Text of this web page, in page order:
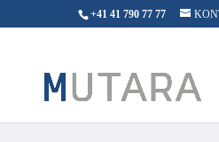
+41 41 790 77 77